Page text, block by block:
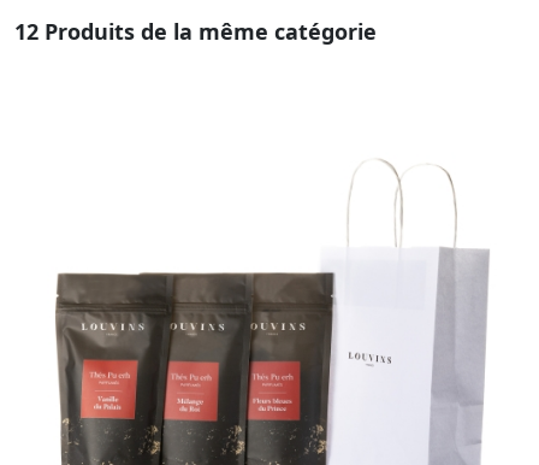
12 Produits de la même catégorie